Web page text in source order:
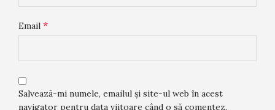
Email *
Salvează-mi numele, emailul și site-ul web în acest
navigator pentru data viitoare când o să comentez.